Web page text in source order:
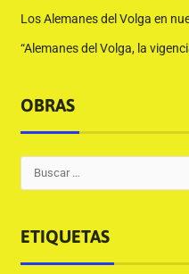
Los Alemanes del Volga en
“Alemanes del Volga, la
OBRAS
ETIQUETAS